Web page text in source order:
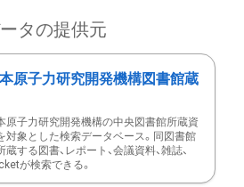
タの提供元
原子力研究開発機構図書館蔵
原子力研究開発機構の中央図書館所蔵資
対象とした検索データベース。同図書館
蔵する図書、レポート、会議資料、雑誌、
が検索できる。